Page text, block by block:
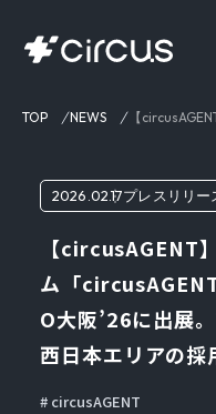
TOP NEWS 【
2026.02.17プレスリリー
【circusAGENT
ム「
O大阪’26に出展
西日本エリアの採
circusAGENT